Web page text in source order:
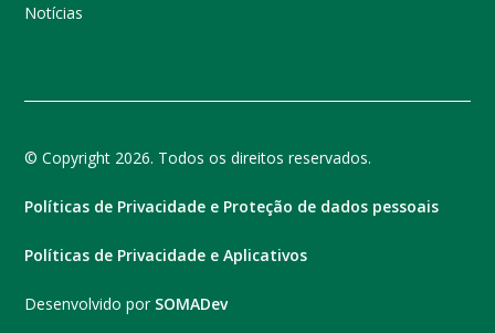
Notícias
© Copyright 2026. Todos os direitos reservados.
Políticas de Privacidade e Proteção de dados pessoais
Políticas de Privacidade e Aplicativos
Desenvolvido por SOMADev